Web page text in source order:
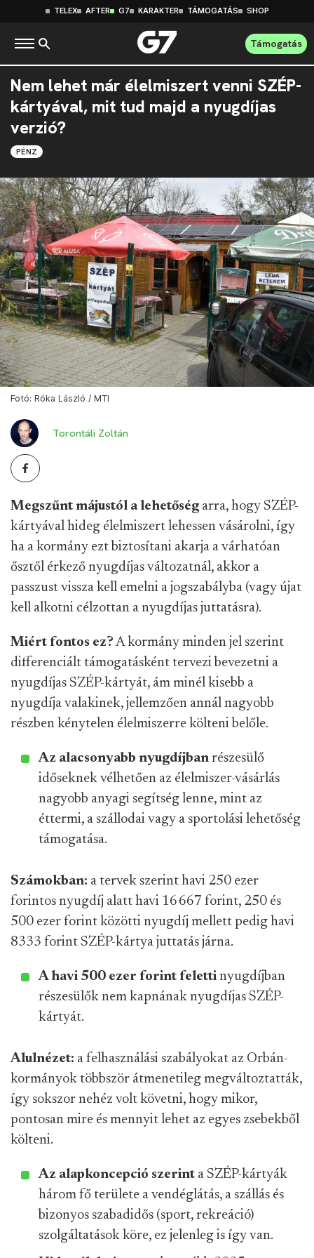
TELEX AFTER G7 KARAKTER TÁMOGATÁS SHOP
Támogatás
Nem lehet már élelmiszert venni SZÉP-
kártyával, mit tud majd a nyugdíjas
verzió?
PÉNZ
Fotó: Róka László / MTI
Torontáli Zoltán
Megszűnt májustól a lehetőség arra, hogy SZÉP-
kártyával hideg élelmiszert lehessen vásárolni, így
ha a kormány ezt biztosítani akarja a várhatóan
ősztől érkező nyugdíjas változatnál, akkor a
passzust vissza kell emelni a jogszabályba (vagy újat
kell alkotni célzottan a nyugdíjas juttatásra).
Miért fontos ez? A kormány minden jel szerint
differenciált támogatásként tervezi bevezetni a
nyugdíjas SZÉP-kártyát, ám minél kisebb a
nyugdíja valakinek, jellemzően annál nagyobb
részben kénytelen élelmiszerre költeni belőle.
Az alacsonyabb nyugdíjban részesülő
időseknek vélhetően az élelmiszer-vásárlás
nagyobb anyagi segítség lenne, mint az
éttermi, a szállodai vagy a sportolási lehetőség
támogatása.
Számokban: a tervek szerint havi 250 ezer
forintos nyugdíj alatt havi 16 667 forint, 250 és
500 ezer forint közötti nyugdíj mellett pedig havi
8333 forint SZÉP-kártya juttatás járna.
A havi 500 ezer forint feletti nyugdíjban
részesülők nem kapnának nyugdíjas SZÉP-
kártyát.
Alulnézet: a felhasználási szabályokat az Orbán-
kormányok többször átmenetileg megváltoztatták,
így sokszor nehéz volt követni, hogy mikor,
pontosan mire és mennyit lehet az egyes zsebekből
költeni.
Az alapkoncepció szerint a SZÉP-kártyák
három fő területe a vendéglátás, a szállás és
bizonyos szabadidős (sport, rekreáció)
szolgáltatások köre, ez jelenleg is így van.